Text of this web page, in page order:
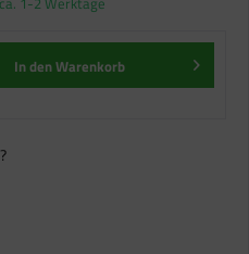
In denWarenkorb